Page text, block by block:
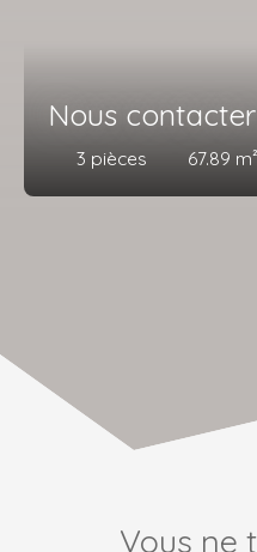
Nous contacter
3 pièces 67.89 m²
Vous ne